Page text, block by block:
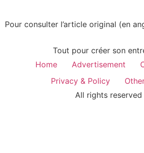
Pour consulter l’article original (en
Tout pour créer son
Home
Advertisement
Privacy & Policy
All rights reserved